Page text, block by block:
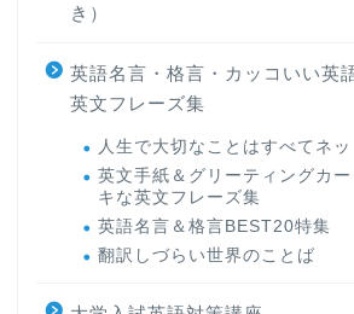
き）
英語名言・格言・カッコいい英
英文フレーズ集
人生で大切なことはすべてネ
英文手紙＆グリーティングカ
キな英文フレーズ集
英語名言＆格言BEST20特集
翻訳しづらい世界のことば